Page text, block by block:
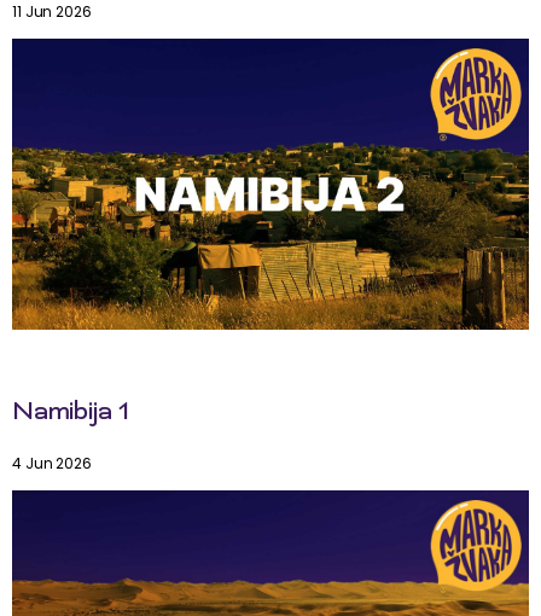
11 Jun 2026
Namibija 1
4 Jun 2026